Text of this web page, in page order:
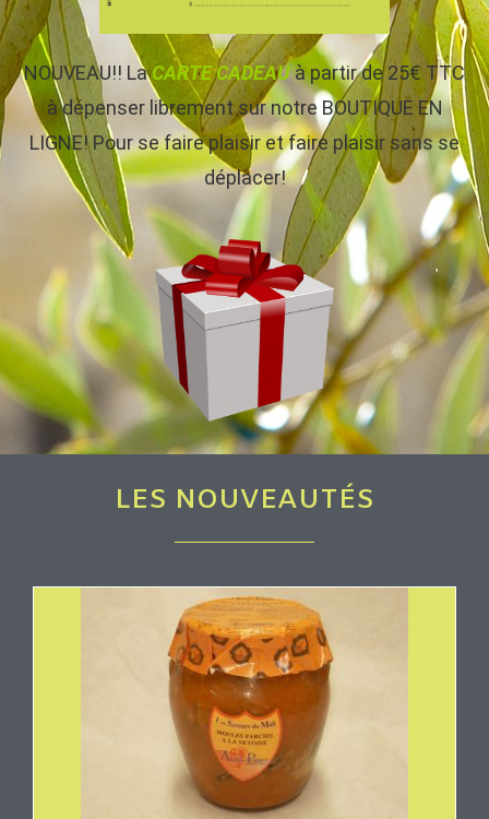
NOUVEAU!! LaCARTE CADEAUà partir de 25€ TTC
à dépenser librement sur notre BOUTIQUE EN
LIGNE! Pour se faire plaisir et faire plaisir sans se
déplacer!
LES NOUVEAUTÉS